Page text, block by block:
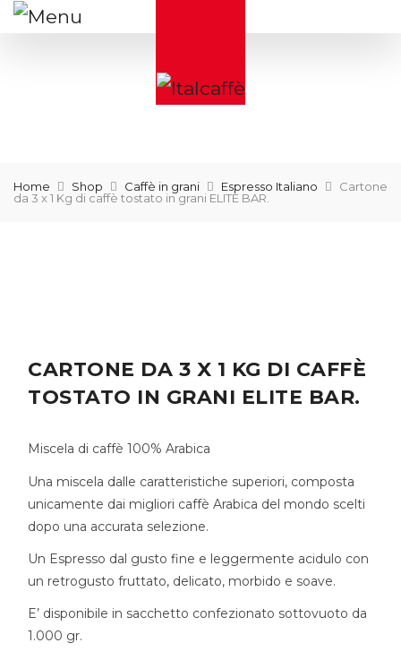
Home Shop Caffè in grani Espresso Italiano
Cartone
da 3 x 1 Kg di caffè tostato in grani ELITE BAR.
CARTONE DA 3 X 1 KG DI CAFFÈ
TOSTATO IN GRANI ELITE BAR.
Miscela di caffè 100% Arabica
Una miscela dalle caratteristiche superiori, composta
unicamente dai migliori caffè Arabica del mondo scelti
dopo una accurata selezione.
Un Espresso dal gusto fine e leggermente acidulo con
un retrogusto fruttato, delicato, morbido e soave.
E’ disponibile in sacchetto confezionato sottovuoto da
1.000 gr.